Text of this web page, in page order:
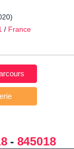
/ France
- 845018